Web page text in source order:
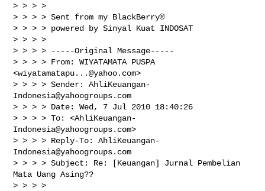
> > > >
> > > > Sent from my BlackBerry®
> > > > powered by Sinyal Kuat INDOSAT
> > > >
> > > > -----Original Message-----
> > > > From: WIYATAMATA PUSPA
<wiyatamatapu...@yahoo.com>
> > > > Sender: AhliKeuangan-
Indonesia@yahoogroups.com
> > > > Date: Wed, 7 Jul 2010 18:40:26
> > > > To: <AhliKeuangan-
Indonesia@yahoogroups.com>
> > > > Reply-To: AhliKeuangan-
Indonesia@yahoogroups.com
> > > > Subject: Re: [Keuangan] Jurnal Pembelian
Mata Uang Asing??
> > > >